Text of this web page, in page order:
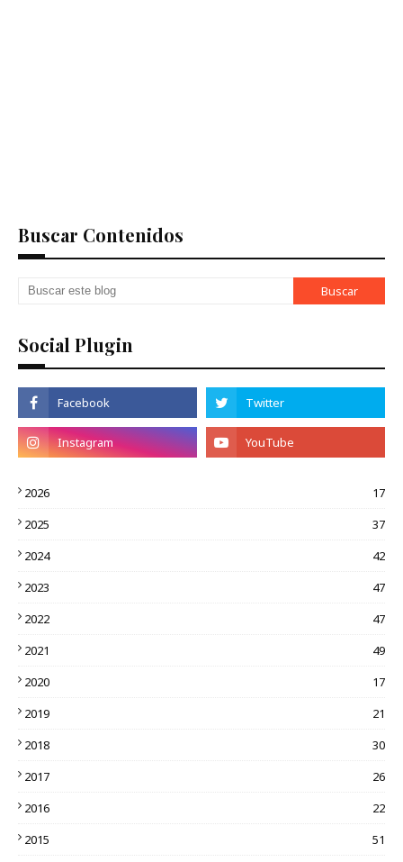
Buscar Contenidos
Social Plugin
2026
17
2025
37
2024
42
2023
47
2022
47
2021
49
2020
17
2019
21
2018
30
2017
26
2016
22
2015
51